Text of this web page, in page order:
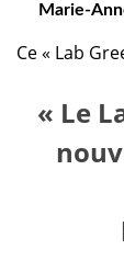
Marie-
Ce « Lab
« Le